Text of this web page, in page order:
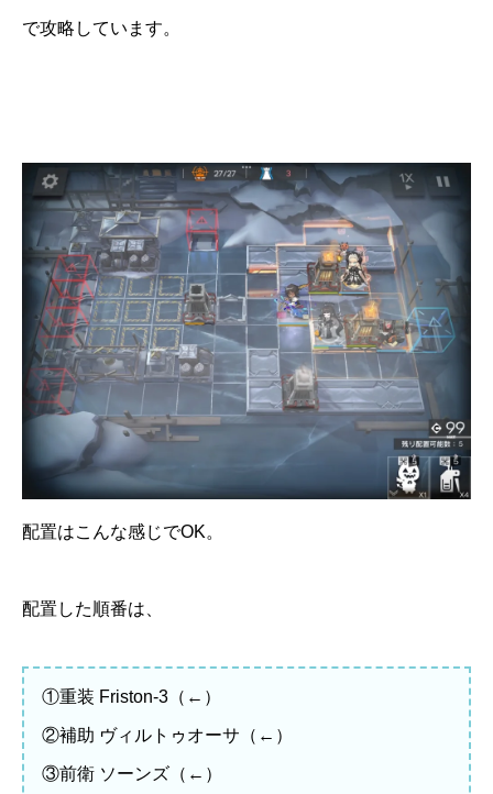
で攻略しています。
配置はこんな感じでOK。
配置した順番は、
①重装 Friston-3（←）
②補助 ヴィルトゥオーサ（←）
③前衛 ソーンズ（←）